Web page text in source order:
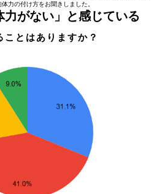
力の付け方をお聞きしました。
がない」と感じている
とはありますか？